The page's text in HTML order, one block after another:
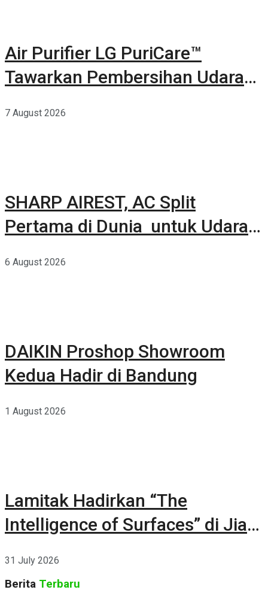
Air Purifier LG PuriCare™
Tawarkan Pembersihan Udara
7 August 2026
SHARP AIREST, AC Split
Pertama di Dunia untuk Udara
6 August 2026
DAIKIN Proshop Showroom
Kedua Hadir di Bandung
1 August 2026
Lamitak Hadirkan “The
Intelligence of Surfaces” di Jia
31 July 2026
Berita Terbaru